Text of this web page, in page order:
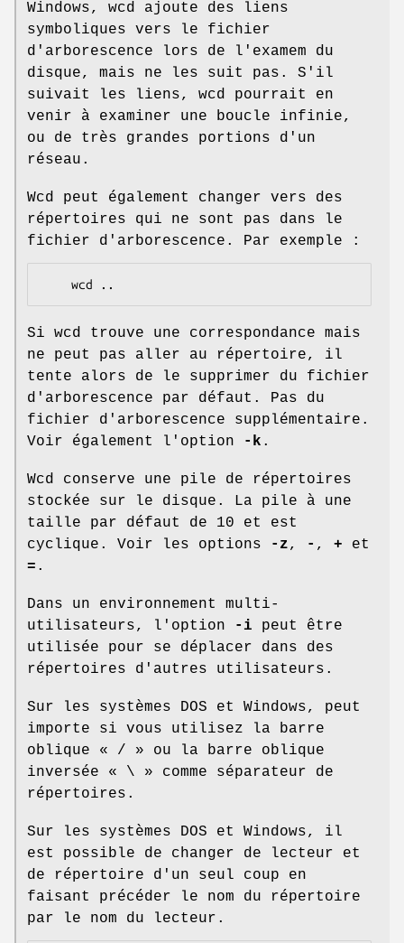
Windows, wcd ajoute des liens
symboliques vers le fichier
d'arborescence lors de l'examem du
disque, mais ne les suit pas. S'il
suivait les liens, wcd pourrait en
venir à examiner une boucle infinie,
ou de très grandes portions d'un
réseau.
Wcd peut également changer vers des
répertoires qui ne sont pas dans le
fichier d'arborescence. Par exemple :
Si wcd trouve une correspondance mais
ne peut pas aller au répertoire, il
tente alors de le supprimer du fichier
d'arborescence par défaut. Pas du
fichier d'arborescence supplémentaire.
Voir également l'option
-k .
Wcd conserve une pile de répertoires
stockée sur le disque. La pile à une
taille par défaut de 10 et est
cyclique. Voir les options
-z, - , + et
= .
Dans un environnement multi-
utilisateurs, l'option
-i peut être
utilisée pour se déplacer dans des
répertoires d'autres utilisateurs.
Sur les systèmes DOS et Windows, peut
importe si vous utilisez la barre
oblique « / » ou la barre oblique
inversée « \ » comme séparateur de
répertoires.
Sur les systèmes DOS et Windows, il
est possible de changer de lecteur et
de répertoire d'un seul coup en
faisant précéder le nom du répertoire
par le nom du lecteur.